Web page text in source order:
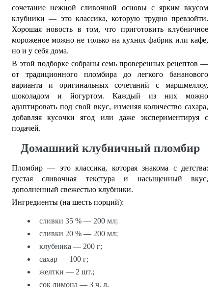
сочетание нежной сливочной основы с ярким вкусом
клубники — это классика, которую трудно превзойти.
Хорошая новость в том, что приготовить клубничное
мороженое можно не только на кухнях фабрик или кафе,
но и у себя дома.
В этой подборке собраны семь проверенных рецептов —
от традиционного пломбира до легкого бананового
варианта и оригинальных сочетаний с маршмеллоу,
шоколадом и йогуртом. Каждый из них можно
адаптировать под свой вкус, изменяя количество сахара,
добавляя кусочки ягод или даже экспериментируя с
подачей.
Домашний клубничный пломбир
Пломбир — это классика, которая знакома с детства:
густая сливочная текстура и насыщенный вкус,
дополненный свежестью клубники.
Ингредиенты (на шесть порций):
сливки 35 % — 200 мл;
сливки 20 % — 200 мл;
клубника — 200 г;
сахар — 100 г;
желтки — 2 шт.;
сок лимона — 3 ч. л.